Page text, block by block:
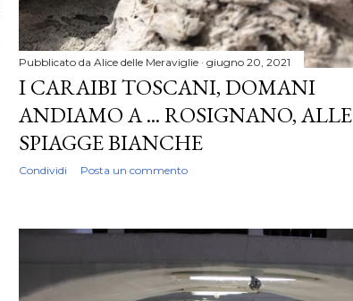
Pubblicato da Alice delle Meraviglie giugno 20, 2021
I CARAIBI TOSCANI, DOMANI
ANDIAMO A ... ROSIGNANO, ALLE
SPIAGGE BIANCHE
Condividi Posta un commento